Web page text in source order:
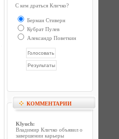
С кем драться Кличко?
Берман Стиверн
Кубрат Пулев
Александр Поветкин
КОММЕНТАРИИ
Klyuch:
Владимир Кличко объявил о
завершении карьеры